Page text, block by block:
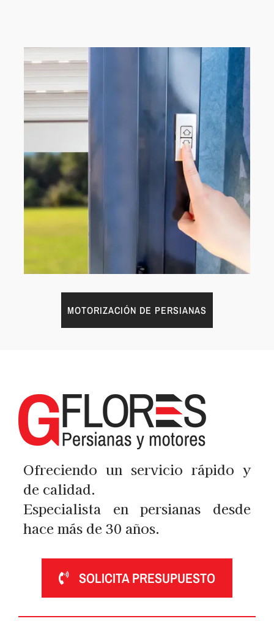
MOTORIZACIÓN DE PERSIANAS
Ofreciendo un servicio rápido y
de calidad.
Especialista en persianas desde
hace más de 30 años.
SOLICITA PRESUPUESTO